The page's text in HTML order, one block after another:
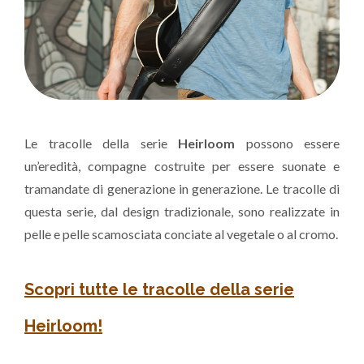
Le tracolle della serie Heirloom possono essere
un’eredità, compagne costruite per essere suonate e
tramandate di generazione in generazione. Le tracolle di
questa serie, dal design tradizionale, sono realizzate in
pelle e pelle scamosciata conciate al vegetale o al cromo.
Scopri tutte le tracolle della serie
Heirloom!